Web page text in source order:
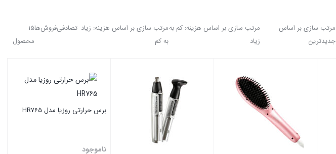
15
محصول
مرتب سازی بر اساس
جدیدترین
مرتب سازی بر اساس هزینه: کم به
زیاد
مرتب سازی بر اساس هزینه: زیاد
به کم
تصادفیفروش‌ها
برس حرارتی روزیا مدل HR765
ناموجود